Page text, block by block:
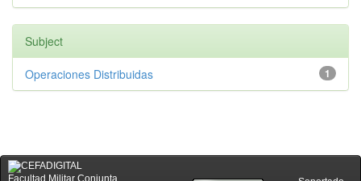
Subject
1
Operaciones Distribuidas
Facultad Militar Conjunta